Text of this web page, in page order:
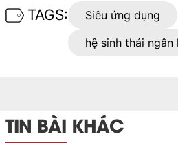
TAGS:
Siêu ứng dụng
hệ sinh thái ngân
TIN BÀI KHÁC